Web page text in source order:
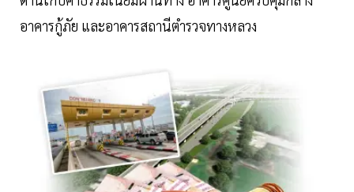
อาคารกู้ภัย และอาคารสถานีตำรวจทางหลวง